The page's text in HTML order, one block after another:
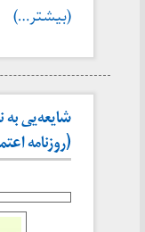
(بیشتر…)
شايعه‌يی
(روزنامه